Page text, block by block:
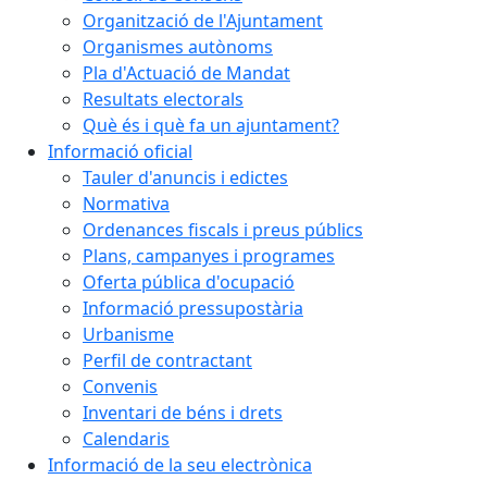
Organització de l'Ajuntament
Organismes autònoms
Pla d'Actuació de Mandat
Resultats electorals
Què és i què fa un ajuntament?
Informació oficial
Tauler d'anuncis i edictes
Normativa
Ordenances fiscals i preus públics
Plans, campanyes i programes
Oferta pública d'ocupació
Informació pressupostària
Urbanisme
Perfil de contractant
Convenis
Inventari de béns i drets
Calendaris
Informació de la seu electrònica